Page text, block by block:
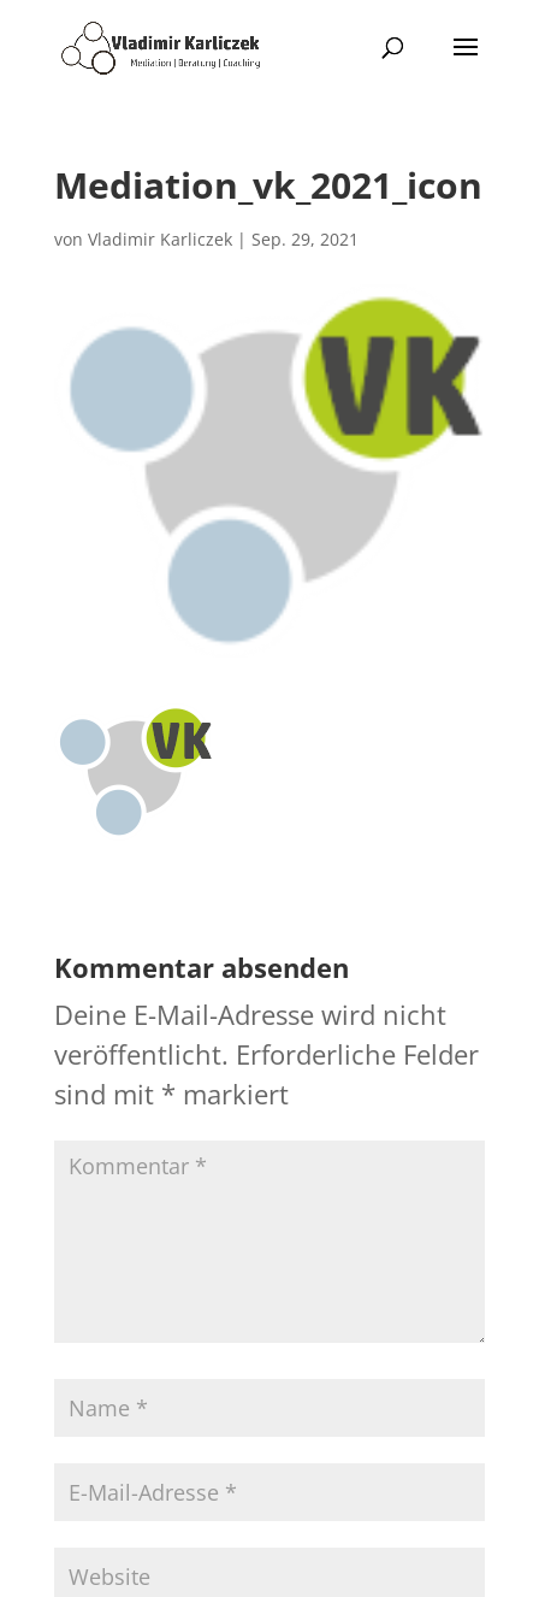
Mediation_vk_2021_icon
von Vladimir Karliczek| Sep. 29, 2021
Kommentar absenden
Deine E-Mail-Adresse wird nicht
veröffentlicht. Erforderliche Felder
sind mit * markiert